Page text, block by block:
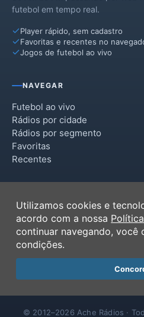
futebol em tempo real.
Player rápido, sem cadastro
Favoritas e recentes no
Jogos de futebol ao vivo
NAVEGAR
Futebol ao vivo
Rádios por cidade
Rádios por segmento
Favoritas
Recentes
Termos de Uso
Política de Privacidade
Ferramentas
Contato
© 2012–2026 Ache Rádios ·
Utilizamos cookies e
acordo com a nossa
continuar navegando, você
condições.